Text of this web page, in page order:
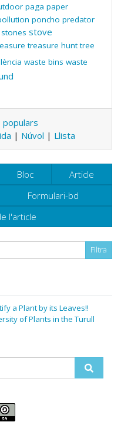
paga paper
poncho predator
stones stove
treasure hunt tree
waste bins waste
| Núvol | Llista
Bloc
Article
Formulari-bd
l'article
a Plant by its Leaves!!
of Plants in the Turull